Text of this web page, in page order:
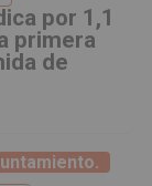
por 1,1
primera
de